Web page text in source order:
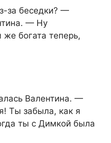
за беседки? —
— Ну
же богата теперь,
Валентина. —
Ты забыла, как я
ты с Димкой была